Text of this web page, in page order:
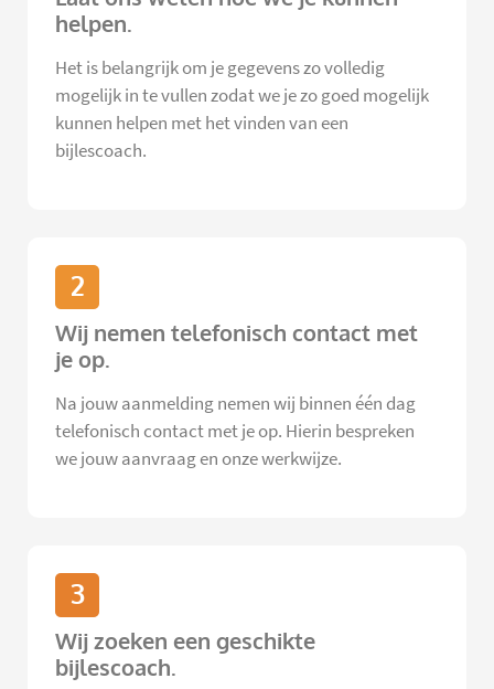
helpen.
Het is belangrijk om je gegevens zo volledig
mogelijk in te vullen zodat we je zo goed mogelijk
kunnen helpen met het vinden van een
bijlescoach.
2
Wij nemen telefonisch contact met
je op.
Na jouw aanmelding nemen wij binnen één dag
telefonisch contact met je op. Hierin bespreken
we jouw aanvraag en onze werkwijze.
3
Wij zoeken een geschikte
bijlescoach.